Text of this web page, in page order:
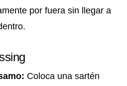
por fuera sin llegar a
Coloca una sartén